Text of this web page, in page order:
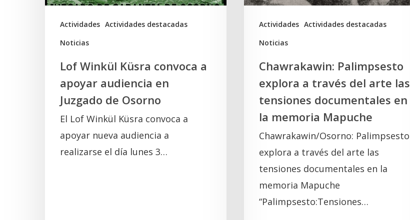
Actividades Actividades destacadas
Noticias
en
Juzgado
Lof Winkül Küsra convoca a
apoyar audiencia en
Juzgado de Osorno
El Lof Winkül Küsra convoca a
apoyar nueva audiencia a
realizarse el día lunes 3…
Actividades Actividades destacadas
Noticias
las
tensiones
documentales
memoria
Mapuche
Chawrakawin: Palimpsesto
explora a través del arte las
tensiones documentales en
la memoria Mapuche
Chawrakawin/Osorno: Palimpsesto
explora a través del arte las
tensiones documentales en la
memoria Mapuche
“Palimpsesto:Tensiones…